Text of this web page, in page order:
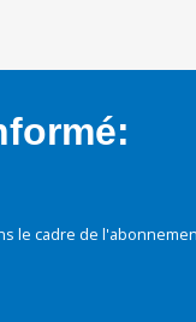
le cadre de